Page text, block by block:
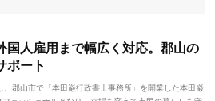
国人雇用まで幅広く対応。郡山の
ポート
郡山市で「本田巌行政書士事務所」を開業した本田巌